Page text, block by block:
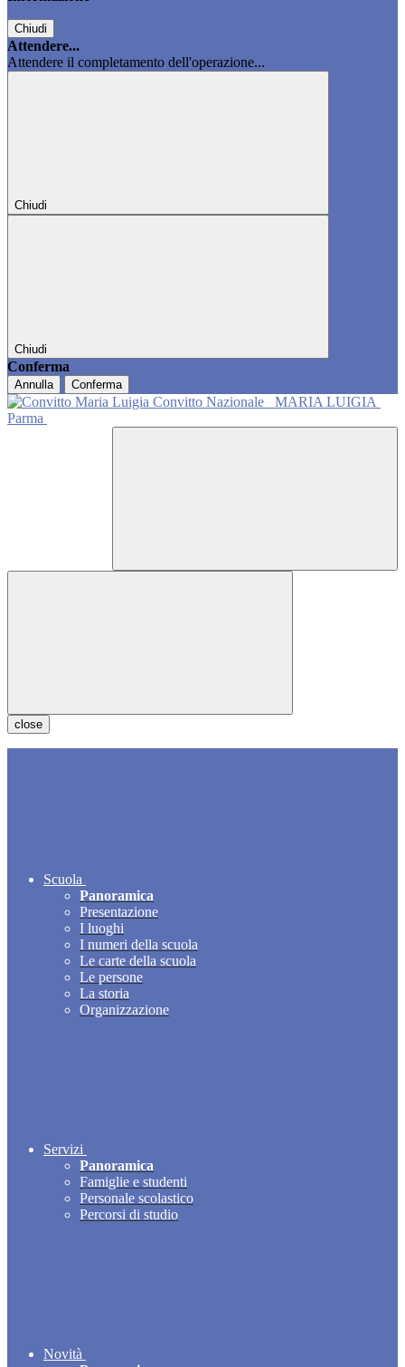
Chiudi
Attendere...
Attendere il completamento dell'operazione...
Chiudi
Chiudi
Conferma
Annulla Conferma
Convitto Nazionale
MARIA LUIGIA
Parma
close
Scuola
Panoramica
Presentazione
I luoghi
I numeri della scuola
Le carte della scuola
Le persone
La storia
Organizzazione
Servizi
Panoramica
Famiglie e studenti
Personale scolastico
Percorsi di studio
Novità